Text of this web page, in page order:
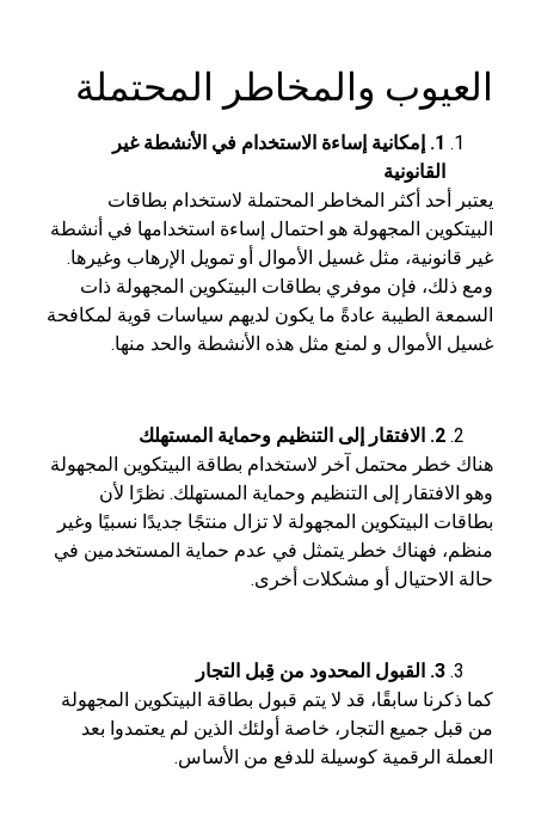
العيوب والمخاطر المحتملة
1. إمكانية إساءة الاستخدام في الأنشطة غير
القانونية
يعتبر أحد أكثر المخاطر المحتملة لاستخدام بطاقات
البيتكوين المجهولة هو احتمال إساءة استخدامها في أنشطة
غير قانونية، مثل غسيل الأموال أو تمويل الإرهاب وغيرها.
ومع ذلك، فإن موفري بطاقات البيتكوين المجهولة ذات
السمعة الطيبة عادةً ما يكون لديهم سياسات قوية لمكافحة
غسيل الأموال و لمنع مثل هذه الأنشطة والحد منها.
2. الافتقار إلى التنظيم وحماية المستهلك
هناك خطر محتمل آخر لاستخدام بطاقة البيتكوين المجهولة
وهو الافتقار إلى التنظيم وحماية المستهلك. نظرًا لأن
بطاقات البيتكوين المجهولة لا تزال منتجًا جديدًا نسبيًا وغير
منظم، فهناك خطر يتمثل في عدم حماية المستخدمين في
حالة الاحتيال أو مشكلات أخرى.
3. القبول المحدود من قِبل التجار
كما ذكرنا سابقًا، قد لا يتم قبول بطاقة البيتكوين المجهولة
من قبل جميع التجار، خاصة أولئك الذين لم يعتمدوا بعد
العملة الرقمية كوسيلة للدفع من الأساس.